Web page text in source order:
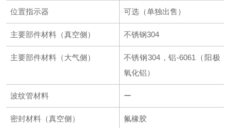
位置指示器 可选（单独出售）
主要部件材料（真空侧） 不锈钢304
主要部件材料（大气侧）
不锈钢304，铝-6061（阳极
氧化铝）
波纹管材料 ー
密封材料（真空侧） 氟橡胶